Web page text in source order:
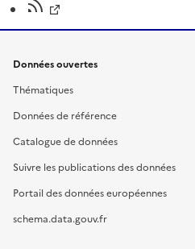
Données ouvertes
Thématiques
Données de référence
Catalogue de données
Suivre les publications des données
Portail des données européennes
schema.data.gouv.fr